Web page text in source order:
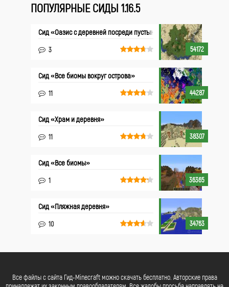
ПОПУЛЯРНЫЕ СИДЫ 1.16.5
54172
Сид «Оазис с деревней посреди пустыни»
3
44287
Сид «Все биомы вокруг острова»
11
38307
Сид «Храм и деревня»
11
36365
Сид «Все биомы»
1
34763
Сид «Пляжная деревня»
10
Все файлы с сайта Гид-Minecraft можно скачать бесплатно. Авторские права